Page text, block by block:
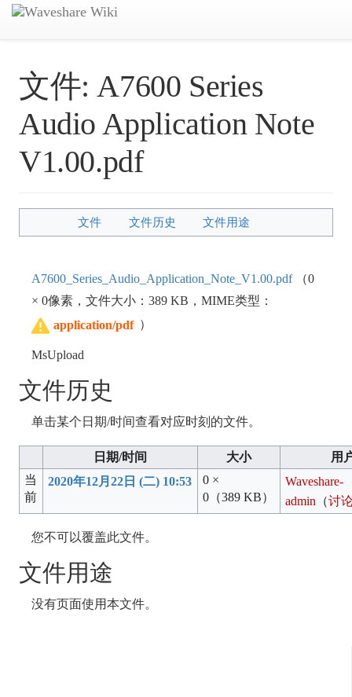
文件: A7600 Series
Audio Application Note
V1.00.pdf
文件 文件历史 文件用途
A7600_Series_Audio_Application_Note_V1.00.pdf‎
（0
× 0像素，文件大小：389 KB，MIME类型：
application/pdf ）
MsUpload
文件历史
单击某个日期/时间查看对应时刻的文件。
日期/时间 大小
用
当
前
2020年12月22日 (二) 10:53
0 ×
0 （389 KB）
Waveshare-
admin （讨
您不可以覆盖此文件。
文件用途
没有页面使用本文件。